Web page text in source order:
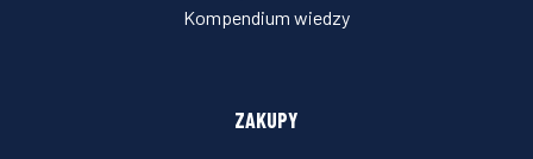
Kompendium wiedzy
ZAKUPY